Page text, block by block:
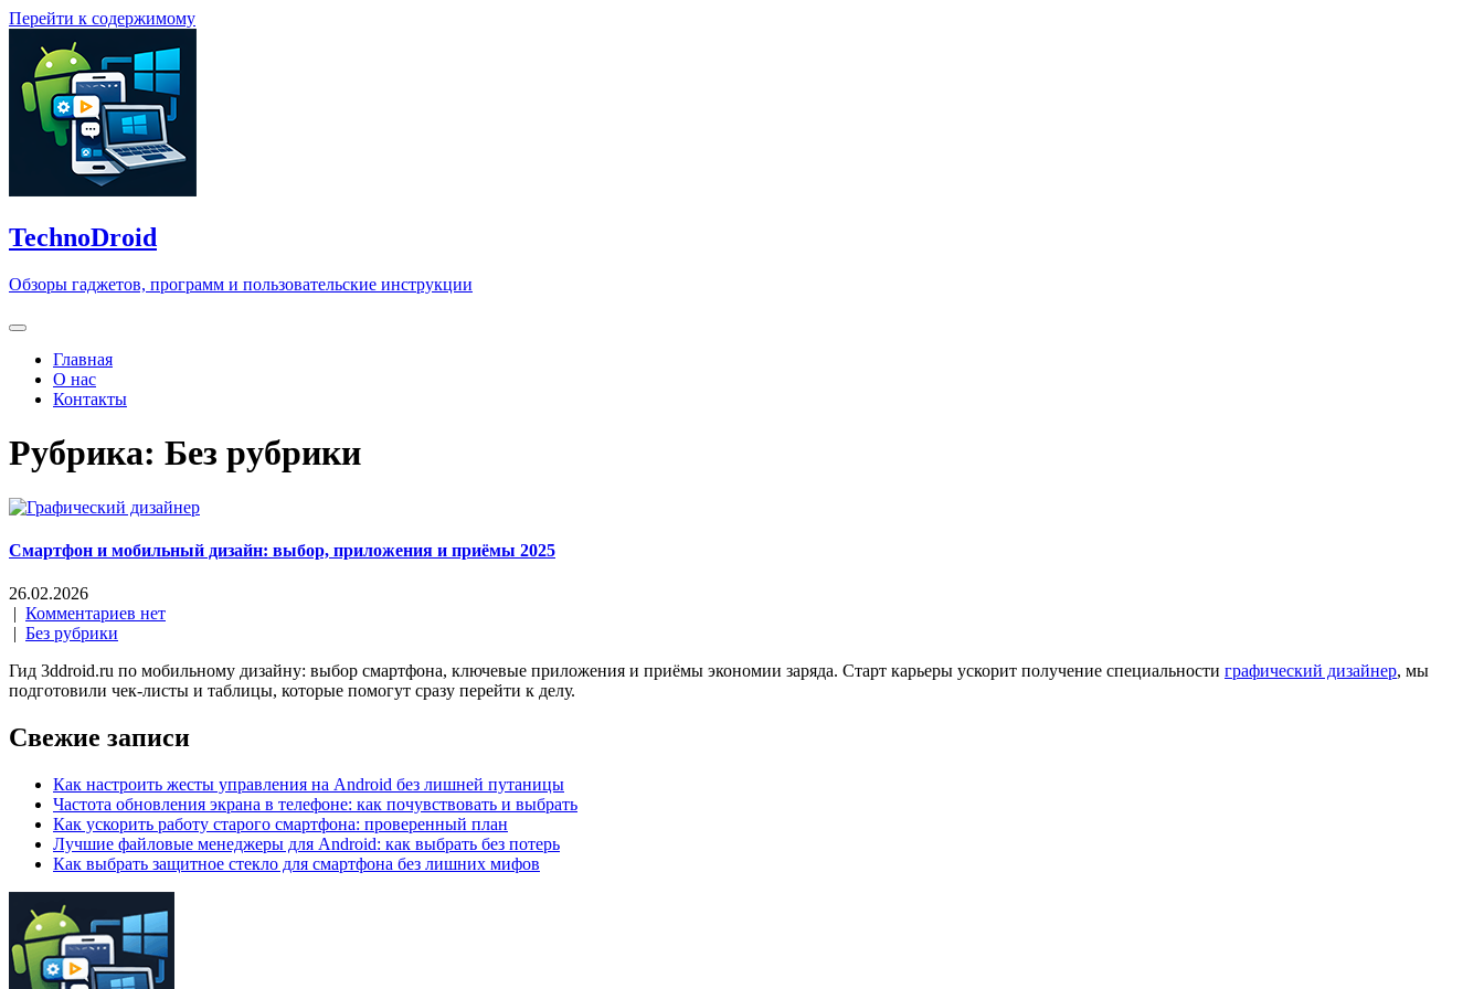
Перейти к содержимому
TechnoDroid
Обзоры гаджетов, программ и пользовательские инструкции
Главная
О нас
Контакты
Рубрика: Без рубрики
Смартфон и мобильный дизайн: выбор, приложения и приёмы 2025
26.02.2026
| Комментариев нет
| Без рубрики
Гид 3ddroid.ru по мобильному дизайну: выбор смартфона, ключевые приложения и приёмы экономии заряда. Старт карьеры ускорит получение специальности графический дизайнер, мы
подготовили чек-листы и таблицы, которые помогут сразу перейти к делу.
Свежие записи
Как настроить жесты управления на Android без лишней путаницы
Частота обновления экрана в телефоне: как почувствовать и выбрать
Как ускорить работу старого смартфона: проверенный план
Лучшие файловые менеджеры для Android: как выбрать без потерь
Как выбрать защитное стекло для смартфона без лишних мифов